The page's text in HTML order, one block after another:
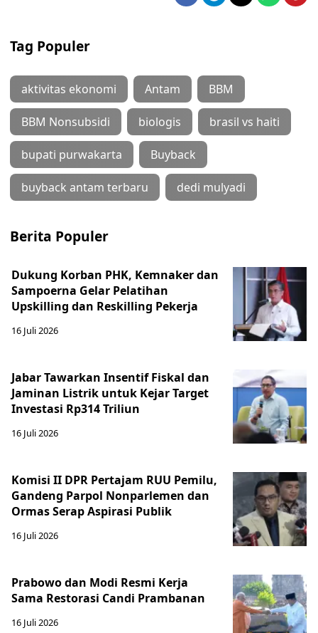
Tag Populer
aktivitas ekonomi Antam BBM
BBM Nonsubsidi biologis brasil vs haiti
bupati purwakarta Buyback
buyback antam terbaru dedi mulyadi
Berita Populer
Dukung Korban PHK, Kemnaker dan
Sampoerna Gelar Pelatihan
Upskilling dan Reskilling Pekerja
16 Juli 2026
Jabar Tawarkan Insentif Fiskal dan
Jaminan Listrik untuk Kejar Target
Investasi Rp314 Triliun
16 Juli 2026
Komisi II DPR Pertajam RUU Pemilu,
Gandeng Parpol Nonparlemen dan
Ormas Serap Aspirasi Publik
16 Juli 2026
Prabowo dan Modi Resmi Kerja
Sama Restorasi Candi Prambanan
16 Juli 2026